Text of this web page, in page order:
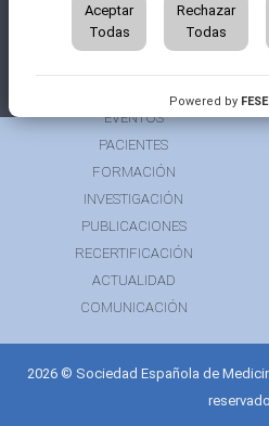
ÁREA DE SOCIO
GRUPOS DE TRABAJO
EVENTOS
PACIENTES
FORMACIÓN
INVESTIGACIÓN
PUBLICACIONES
RECERTIFICACIÓN
ACTUALIDAD
COMUNICACIÓN
2026 © Sociedad Española de
Aceptar
Todas
Rechazar
Todas
Powered by